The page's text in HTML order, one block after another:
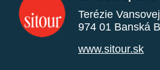
Terézie
974 01 Banská
www.sitour.sk